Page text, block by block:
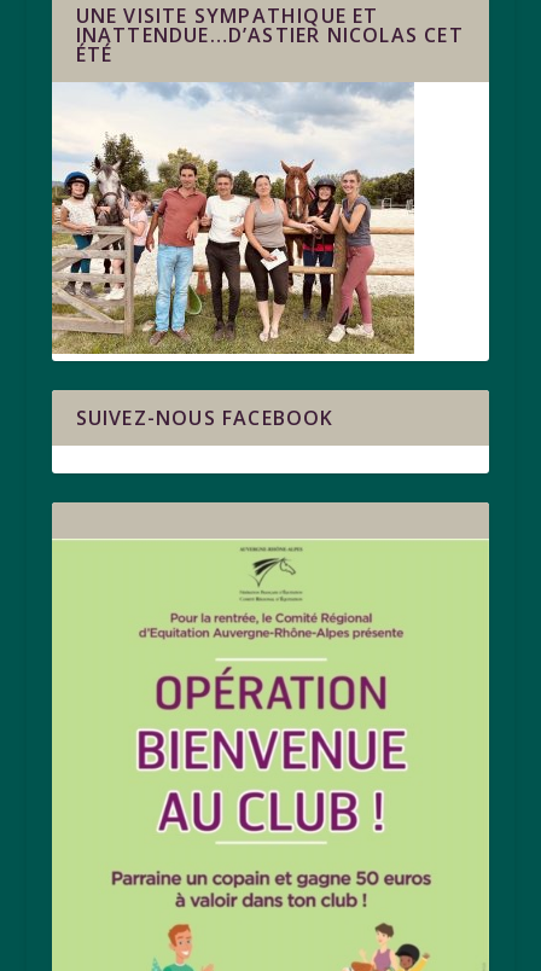
UNE VISITE SYMPATHIQUE ET
INATTENDUE…D’ASTIER NICOLAS CET
ÉTÉ
SUIVEZ-NOUS FACEBOOK